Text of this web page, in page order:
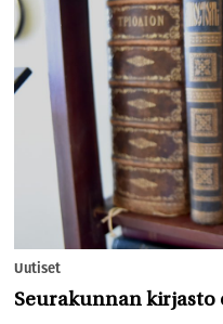
Uutiset
Seurakunnan kirjasto